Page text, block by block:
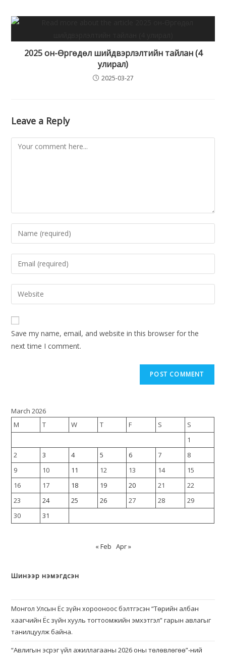
2025 он-Өргөдөл шийдвэрлэлтийн тайлан (4
улирал)
2025-03-27
Leave a Reply
Save my name, email, and website in this browser for the
next time I comment.
March 2026
M
T W T F S
S
1
2
3 4 5 6 7
8
9
10 11 12 13 14
15
16
17 18 19 20 21
22
23
24 25 26 27 28
29
30
31
« Feb Apr »
Шинээр нэмэгдсэн
Монгол Улсын Ёс зүйн хорооноос бэлтгэсэн “Төрийн албан
хаагчийн Ёс зүйн хууль тогтоомжийн эмхэтгэл” гарын авлагыг
танилцуулж байна.
“Авлигын эсрэг үйл ажиллагааны 2026 оны төлөвлөгөө”-ний